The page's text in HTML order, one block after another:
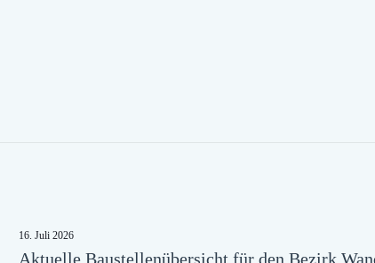
16. Juli 2026
Aktuelle Baustellenübersicht für den Bezirk